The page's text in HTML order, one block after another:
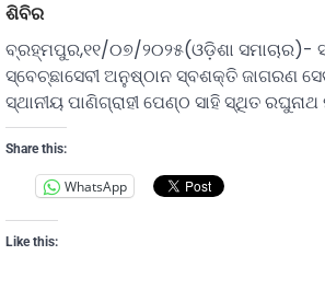
ଶିବିର
ବ୍ରହ୍ମପୁର,୧୧/୦୭/୨୦୨୫(ଓଡ଼ିଶା ସମାଚାର)-
ସ୍ବେଚ୍ଛାସେବୀ ଅନୁଷ୍ଠାନ ସ୍ବଶକ୍ତି ଜାଗରଣ
ସ୍ଥାନୀୟ ପାଣିଗ୍ରାହୀ ପେଣ୍ଠ ସାହି ସ୍ଥିତ
Share this:
WhatsApp
Like this: